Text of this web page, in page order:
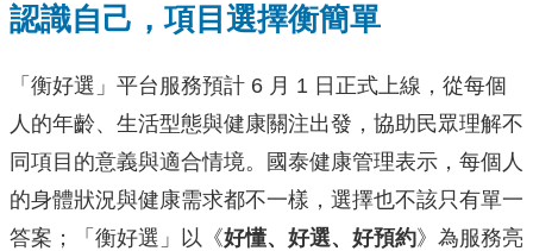
認識自己，項目選擇衡簡單
「衡好選」平台服務預計 6 月 1 日正式上線，從每個
人的年齡、生活型態與健康關注出發，協助民眾理解不
同項目的意義與適合情境。國泰健康管理表示，每個人
的身體狀況與健康需求都不一樣，選擇也不該只有單一
答案；「衡好選」以《好懂、好選、好預約》為服務亮